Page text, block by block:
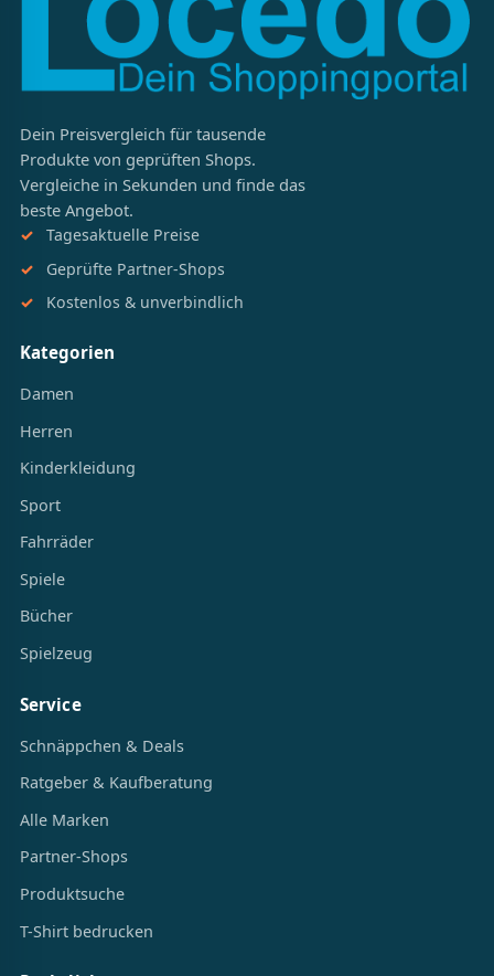
Dein Preisvergleich für tausende
Produkte von geprüften Shops.
Vergleiche in Sekunden und finde das
beste Angebot.
Tagesaktuelle Preise
Geprüfte Partner-Shops
Kostenlos & unverbindlich
Kategorien
Damen
Herren
Kinderkleidung
Sport
Fahrräder
Spiele
Bücher
Spielzeug
Service
Schnäppchen & Deals
Ratgeber & Kaufberatung
Alle Marken
Partner-Shops
Produktsuche
T-Shirt bedrucken